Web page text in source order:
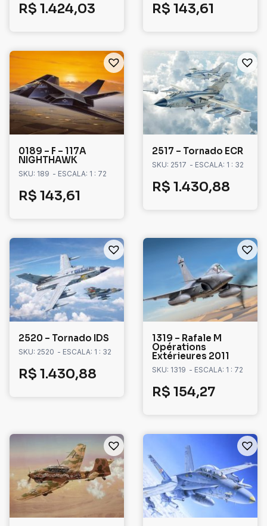
R$ 1.424,03 R$ 143,61
0189 – F – 117A
NIGHTHAWK
SKU: 189 - ESCALA: 1 : 72
R$ 143,61
2517 – Tornado ECR
SKU: 2517 - ESCALA: 1 : 32
R$ 1.430,88
2520 – Tornado IDS
SKU: 2520 - ESCALA: 1 : 32
R$ 1.430,88
1319 – Rafale M
Opérations
Extérieures 2011
SKU: 1319 - ESCALA: 1 : 72
R$ 154,27